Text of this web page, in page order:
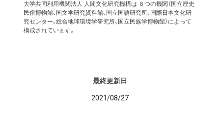
大学共同利用機関法人 人間文化研究機構は ６つの機関（国立歴史
民俗博物館、国文学研究資料館、国立国語研究所、国際日本文化研
究センター、総合地球環境学研究所、国立民族学博物館）によって
構成されています。
最終更新日
2021/08/27